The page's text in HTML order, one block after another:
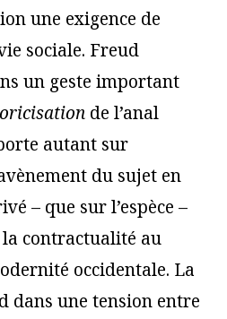
une exigence de
sociale. Freud
un geste important
de l’anal
autant sur
du sujet en
– que sur l’espèce –
contractualité au
occidentale. La
dans une tension entre